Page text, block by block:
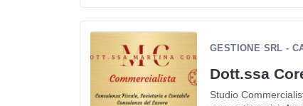
GESTIONE SRL -
Dott.ssa
Studio